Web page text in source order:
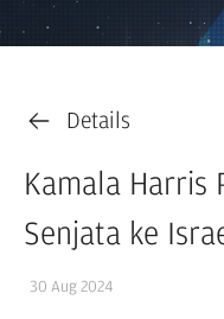
Details
Kamala Harris
Senjata ke
30 Aug 2024